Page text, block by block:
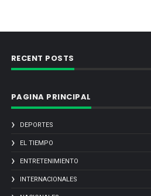
RECENT POSTS
PAGINA PRINCIPAL
DEPORTES
EL TIEMPO
ENTRETENIMIENTO
INTERNACIONALES